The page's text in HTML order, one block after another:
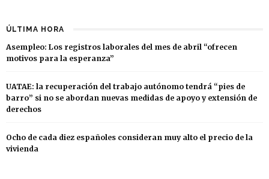
ÚLTIMA HORA
Asempleo: Los registros laborales del mes de abril “ofrecen
motivos para la esperanza”
UATAE: la recuperación del trabajo autónomo tendrá “pies de
barro” si no se abordan nuevas medidas de apoyo y extensión de
derechos
Ocho de cada diez españoles consideran muy alto el precio de la
vivienda